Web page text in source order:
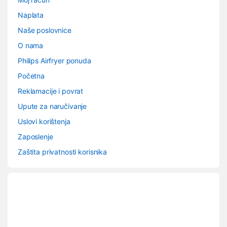
Naplata
Naše poslovnice
O nama
Philips Airfryer ponuda
Početna
Reklamacije i povrat
Upute za naručivanje
Uslovi korištenja
Zaposlenje
Zaštita privatnosti korisnika